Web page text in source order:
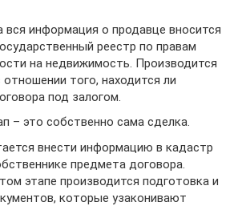
вся информация о продавце вносится
реестр по правам
на недвижимость. Производится
отношении того, находится ли
под залогом.
– это собственно сама сделка.
внести информацию в кадастр
предмета договора.
этапе производится подготовка и
которые узаконивают